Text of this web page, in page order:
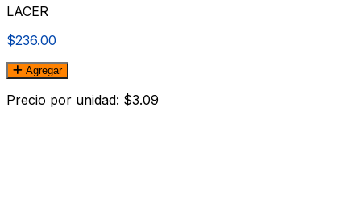
LACER
$236.00
Agregar
Precio por unidad: $3.09